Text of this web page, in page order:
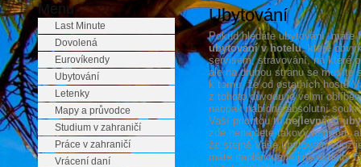
Menu
Last Minute
Dovolená
Eurovíkendy
Ubytování
Letenky
Mapy a průvodce
Studium v zahraničí
Práce v zahraničí
Vrácení daní
Ubytování
Pokud hledáte ubytování, máte
ubytování v hotelu, které
servisem, stravování, na které
ale na druhou stranu se musíte
k tomu, že od ostatních hostů
z tohoto důvodu je velmi
naopak nabídne absolutní
Vaší prioritou tonejlevnější
zde nenajdete takový komfort,
že stejně Vaše ubytování
máte naplánované jiné aktivity